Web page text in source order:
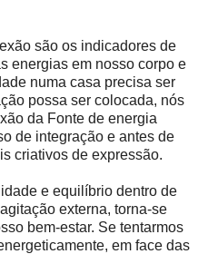
são os indicadores de
energias em nosso corpo e
numa casa precisa ser
possa ser colocada, nós
da Fonte de energia
de integração e antes de
criativos de expressão.
e equilíbrio dentro de
externa, torna-se
bem-estar. Se tentarmos
em face das